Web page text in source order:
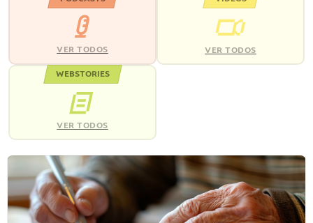
VER TODOS VER TODOS
WEBSTORIES
VER TODOS